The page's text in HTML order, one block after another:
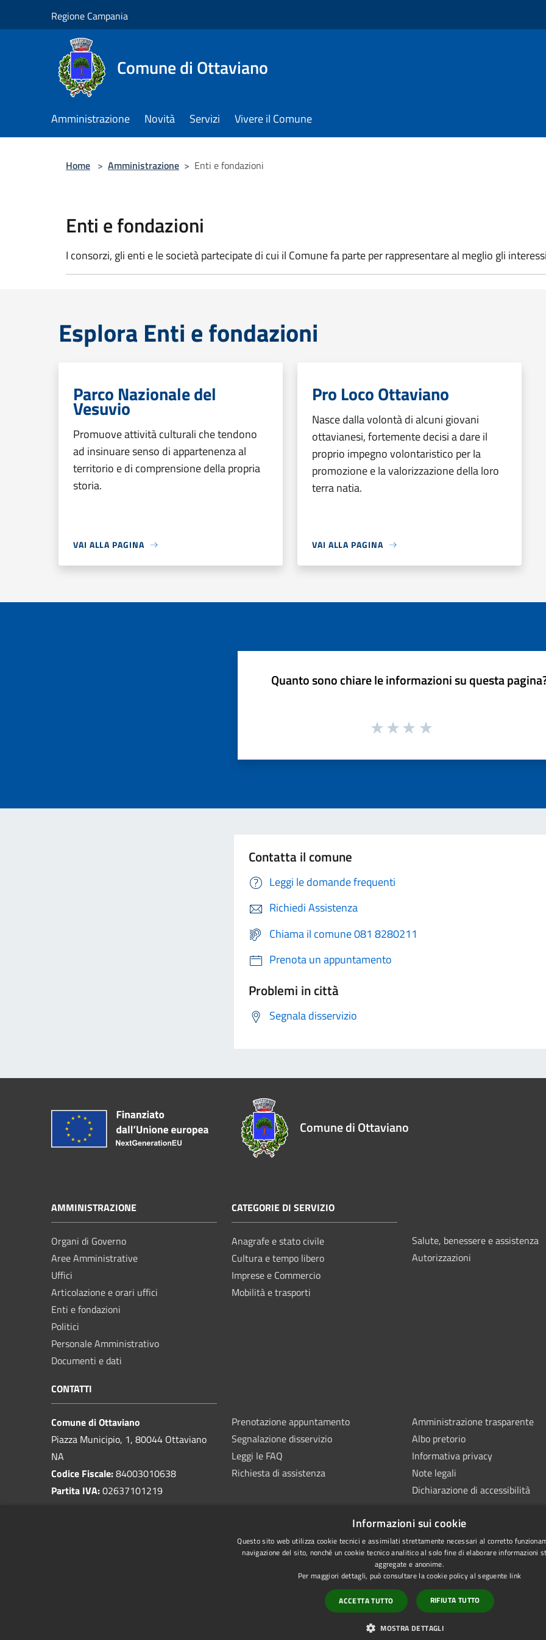
Regione Campania
Comune di Ottaviano
Amministrazione Novità Servizi Vivere il Comune
Home > Amministrazione > Enti e fondazioni
Enti e fondazioni
I consorzi, gli enti e le società partecipate di cui il Comune fa parte per rappresentare al meglio gli
Esplora Enti e fondazioni
Parco Nazionale del
Vesuvio
Promuove attività culturali che tendono
ad insinuare senso di appartenenza al
territorio e di comprensione della propria
storia.
VAI ALLA PAGINA
Pro Loco Ottaviano
Nasce dalla volontà di alcuni giovani
ottavianesi, fortemente decisi a dare il
proprio impegno volontaristico per la
promozione e la valorizzazione della loro
terra natia.
VAI ALLA PAGINA
Quanto sono chiare le informazioni su questa
Contatta il comune
Leggi le domande frequenti
Richiedi Assistenza
Chiama il comune 081 8280211
Prenota un appuntamento
Problemi in città
Segnala disservizio
Comune di Ottaviano
AMMINISTRAZIONE
Organi di Governo
Aree Amministrative
Uffici
Articolazione e orari uffici
Enti e fondazioni
Politici
Personale Amministrativo
Documenti e dati
CATEGORIE DI SERVIZIO
Anagrafe e stato civile
Cultura e tempo libero
Imprese e Commercio
Mobilità e trasporti
Salute, benessere e assistenza
Autorizzazioni
CONTATTI
Comune di Ottaviano
Piazza Municipio, 1, 80044 Ottaviano
NA
Codice Fiscale:84003010638
Partita IVA:02637101219
Prenotazione appuntamento
Segnalazione disservizio
Leggi le FAQ
Richiesta di assistenza
Amministrazione trasparente
Albo pretorio
Informativa privacy
Note legali
Dichiarazione di accessibilità
Copyright © 2026 • Comune
Informazioni sui cookie
Questo sito web utilizza cookie tecnici e assimilati strettamente necessari al corretto
navigazione del sito, nonché un cookie tecnico analitico al solo fine di elaborare informazioni
aggregate e anonime.
Per maggiori dettagli, può consultare la cookie policy al seguente link
ACCETTA TUTTO RIFIUTA TUTTO
MOSTRA DETTAGLI